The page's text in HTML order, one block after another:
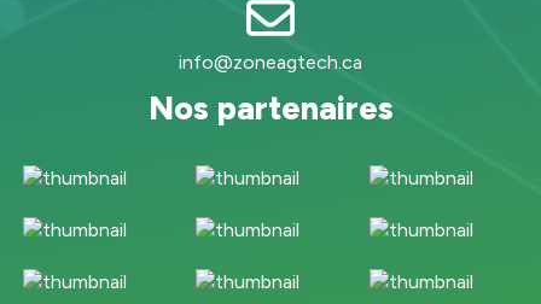
info@zoneagtech.ca
Nos partenaires